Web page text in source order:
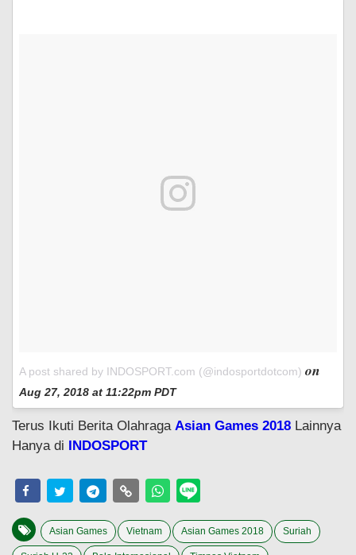
A post shared by INDOSPORT.com (@indosportdotcom) on
Aug 27, 2018 at 11:22pm PDT
Terus Ikuti Berita Olahraga Asian Games 2018 Lainnya
Hanya di INDOSPORT
Asian Games Vietnam Asian Games 2018 Suriah